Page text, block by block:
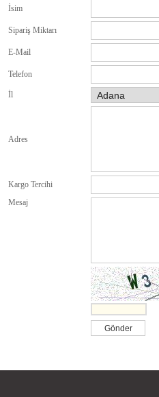
İsim
Sipariş Miktarı
E-Mail
Telefon
İl
Adres
Kargo Tercihi
Mesaj